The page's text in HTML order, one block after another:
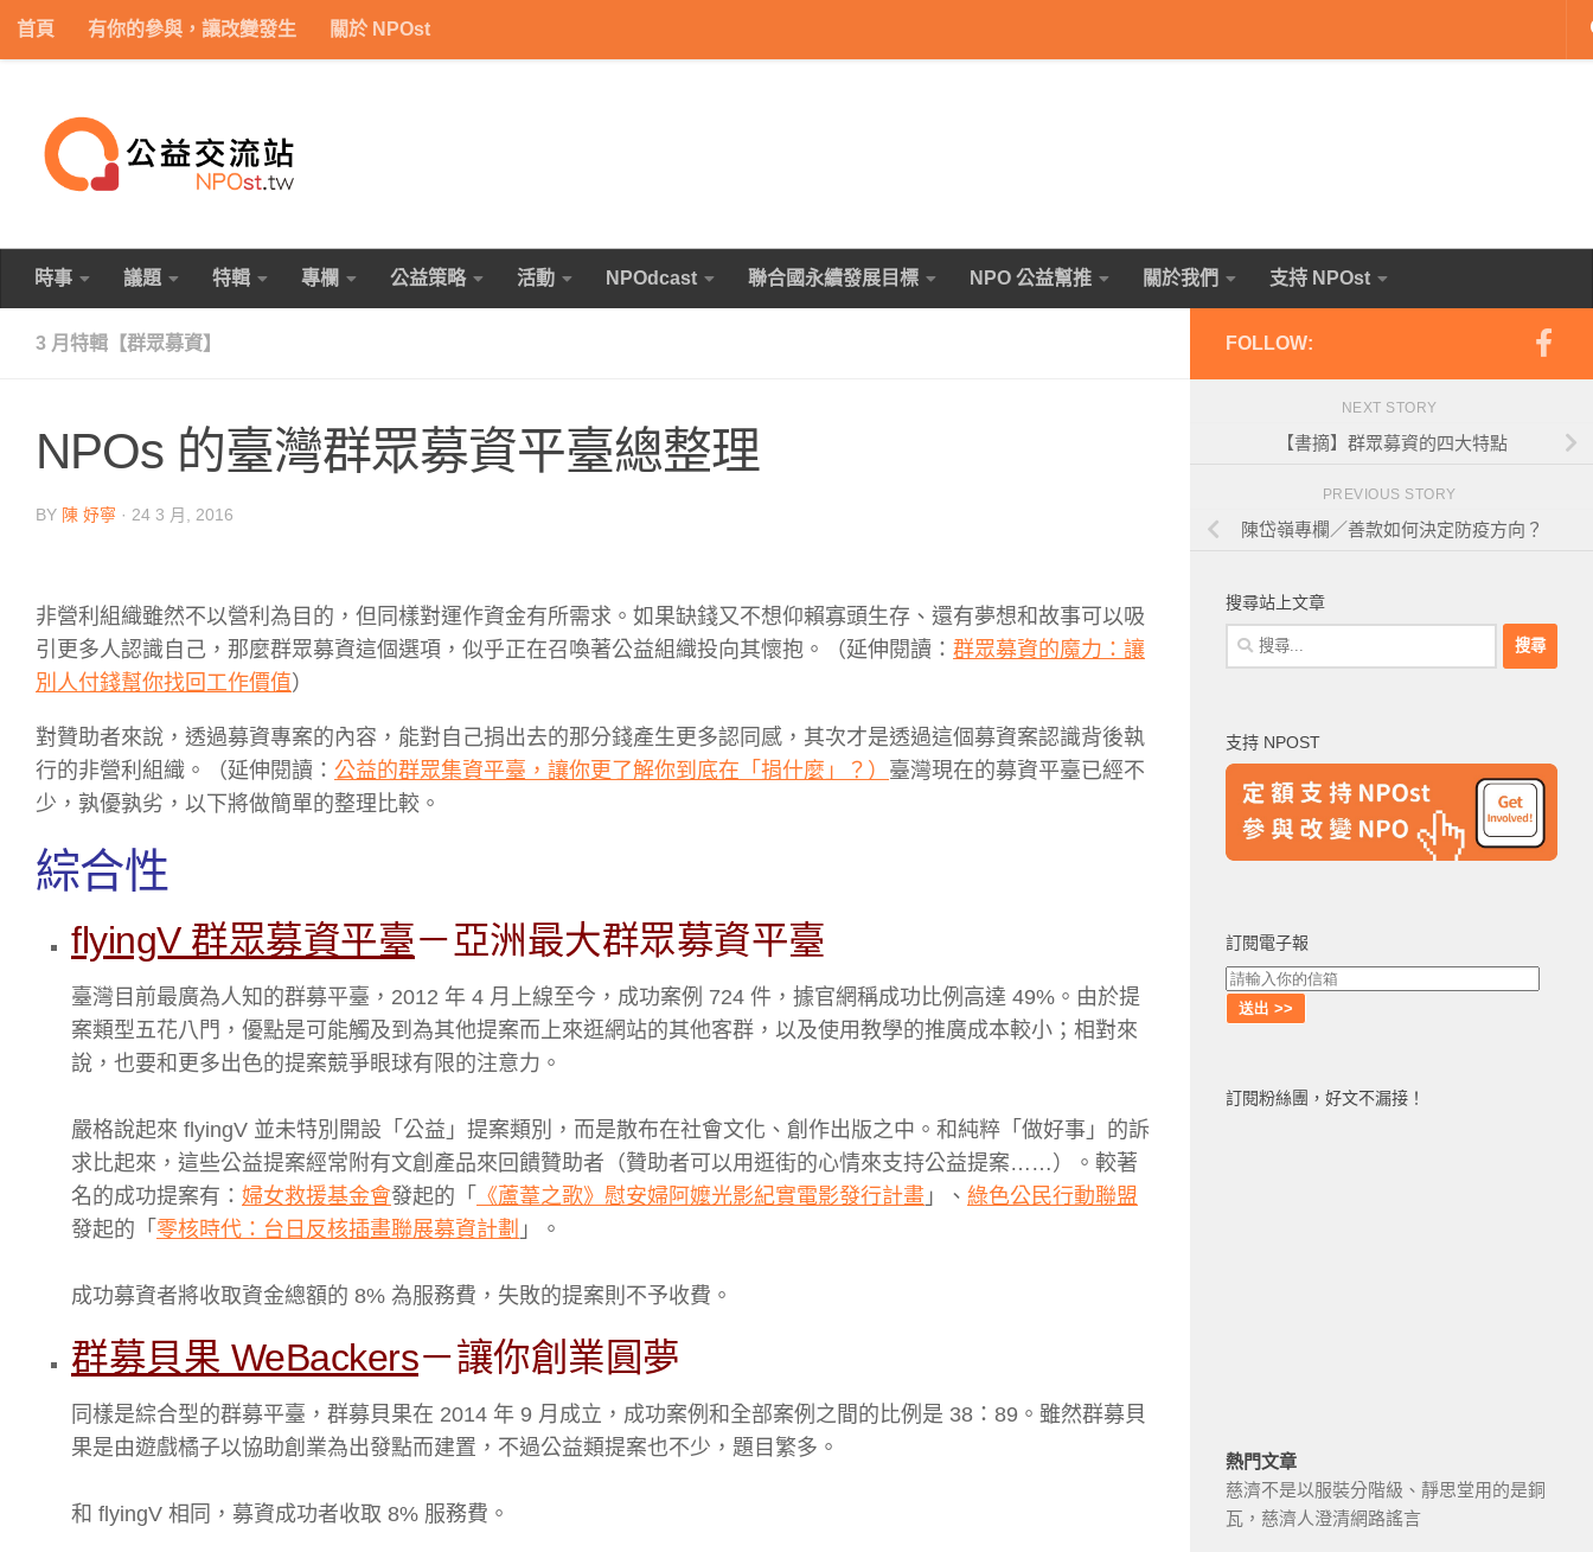
Skip to content
首頁 有你的參與，讓改變發生 關於 NPOst
時事 議題 特輯 專欄 公益策略 活動 NPOdcast 聯合國永續發展目標 NPO 公益幫推 關於我們 支持 NPOst
3 月特輯【群眾募資】
NPOs 的臺灣群眾募資平臺總整理
BY 陳 妤寧 · 24 3 月, 2016
非營利組織雖然不以營利為目的，但同樣對運作資金有所需求。如果缺錢又不想仰賴寡頭生存、還有夢想和故事可以吸
引更多人認識自己 ，那麼群眾募資這個選項，似乎正在召喚著公益組織投向其懷抱。（延伸閱讀： 群眾募資的魔力：讓
別人付錢幫你找回工作價值）
對贊助者來說，透過募資專案的內容，能對自己捐出去的那分錢產生更多認同感，其次才是透過這個募資案認識背後執
行的非營利組織。（延伸閱讀： 公益的群眾集資平臺，讓你更了解你到底在「捐什麼」？） 臺灣現在的募資平臺已經不
少，孰優孰劣，以下將做簡單的整理比較。
綜合性
flyingV 群眾募資平臺－亞洲最大群眾募資平臺
臺灣目前最廣為人知的群募平臺，2012 年 4 月上線至今，成功案例 724 件，據官網稱成功比例高達 49%。由於提
案類型五花八門，優點是可能觸及到為其他提案而上來逛網站的其他客群，以及使用教學的推廣成本較小；相對來
說，也要和更多出色的提案競爭眼球有限的注意力。
嚴格說起來 flyingV 並未特別開設「公益」提案類別，而是散布在社會文化、創作出版之中。和純粹「做好事」的訴
求比起來，這些公益提案經常附有文創產品來回饋贊助者（贊助者可以用逛街的心情來支持公益提案……）。較著
名的成功提案有： 婦女救援基金會發起的「 《蘆葦之歌》慰安婦阿嬤光影紀實電影發行計畫 」、 綠色公民行動聯盟
發起的「 零核時代：台日反核插畫聯展募資計劃 」。
成功募資者將收取資金總額的 8% 為服務費，失敗的提案則不予收費。
群募貝果 WeBackers－讓你創業圓夢
同樣是綜合型的群募平臺，群募貝果在 2014 年 9 月成立，成功案例和全部案例之間的比例是 38：89。雖然群募貝
果是由遊戲橘子以協助創業為出發點而建置，不過公益類提案也不少，題目繁多。
和 flyingV 相同，募資成功者收取 8% 服務費。
FOLLOW:
NEXT STORY
【書摘】群眾募資的四大特點
PREVIOUS STORY
陳岱嶺專欄／善款如何決定防疫方向？
搜尋站上文章
搜
尋
字:
支持 NPOST
訂閱電子報
訂閱粉絲團，好文不漏接！
熱門文章
慈濟不是以服裝分階級、靜思堂用的是銅
瓦，慈濟人澄清網路謠言